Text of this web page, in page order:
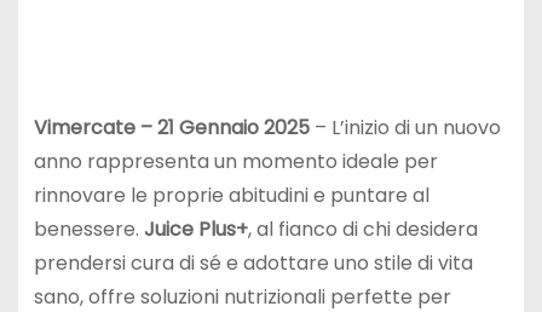
Vimercate – 21 Gennaio 2025– L’inizio di un nuovo
anno rappresenta un momento ideale per
rinnovare le proprie abitudini e puntare al
benessere. Juice Plus+, al fianco di chi desidera
prendersi cura di sé e adottare uno stile di vita
sano, offre soluzioni nutrizionali perfette per